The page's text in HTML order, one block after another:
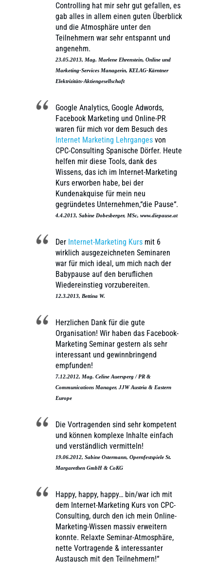
Controlling hat mir sehr gut gefallen, es
gab alles in allem einen guten Überblick
und die Atmosphäre unter den
Teilnehmern war sehr entspannt und
angenehm.
23.05.2013, Mag. Marlene Ehrenstein, Online und
Marketing-Services Managerin, KELAG-Kärntner
Elektrizitäts-Aktiengesellschaft
Google Analytics, Google Adwords,
Facebook Marketing und Online-PR
waren für mich vor dem Besuch des
Internet Marketing Lehrganges von
CPC-Consulting Spanische Dörfer. Heute
helfen mir diese Tools, dank des
Wissens, das ich im Internet-Marketing
Kurs erworben habe, bei der
Kundenakquise für mein neu
gegründetes Unternehmen,“die Pause“.
4.4.2013, Sabine Dobesberger, MSc, www.diepause.at
Der Internet-Marketing Kurs mit 6
wirklich ausgezeichneten Seminaren
war für mich ideal, um mich nach der
Babypause auf den beruflichen
Wiedereinstieg vorzubereiten.
12.3.2013, Bettina W.
Herzlichen Dank für die gute
Organisation! Wir haben das Facebook-
Marketing Seminar gestern als sehr
interessant und gewinnbringend
empfunden!
7.12.2012, Mag. Celine Auersperg / PR &
Communications Manager, JJW Austria & Eastern
Europe
Die Vortragenden sind sehr kompetent
und können komplexe Inhalte einfach
und verständlich vermitteln!
19.06.2012, Sabine Ostermann, Opernfestspiele St.
Margarethen GmbH & CoKG
Happy, happy, happy… bin/war ich mit
dem Internet-Marketing Kurs von CPC-
Consulting, durch den ich mein Online-
Marketing-Wissen massiv erweitern
konnte. Relaxte Seminar-Atmosphäre,
nette Vortragende & interessanter
Austausch mit den Teilnehmern!“